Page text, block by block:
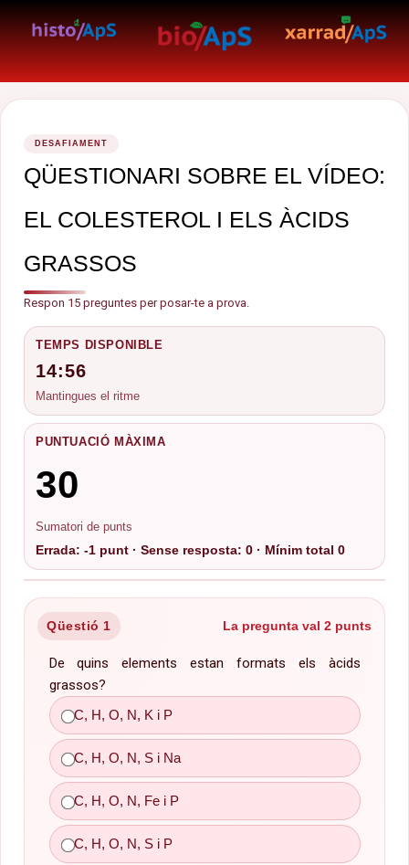
DESAFIAMENT
QÜESTIONARI SOBRE EL VÍDEO:
EL COLESTEROL I ELS ÀCIDS
GRASSOS
Respon 15 preguntes per posar-te a prova.
TEMPS DISPONIBLE
14:56
Mantingues el ritme
PUNTUACIÓ MÀXIMA
30
Sumatori de punts
Errada: -1 punt · Sense resposta: 0 · Mínim total 0
Qüestió 1 La pregunta val 2 punts
De quins elements estan formats els àcids
grassos?
C, H, O, N, K i P
C, H, O, N, S i Na
C, H, O, N, Fe i P
C, H, O, N, S i P
C, H, O, N, S i P